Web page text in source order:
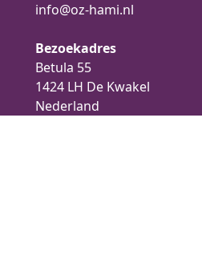
info@oz-hami.nl
Bezoekadres
Betula 55
1424 LH De Kwakel
Nederland